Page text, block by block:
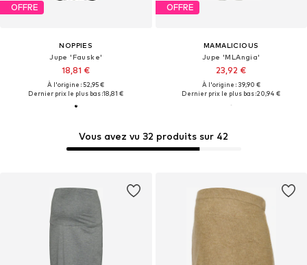
OFFRE
NOPPIES
Jupe 'Fauske'
18,81 €
À l'origine : 52,95 €
Dernier prix le plus bas :18,81 €
OFFRE
MAMALICIOUS
Jupe 'MLAngia'
23,92 €
À l'origine : 39,90 €
Dernier prix le plus bas :20,94 €
Vous avez vu 32 produits sur 42